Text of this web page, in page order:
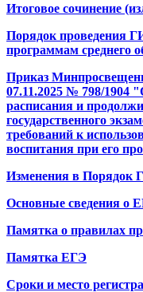
Итоговое сочинение
Порядок проведения
программам среднего
Приказ
07.11.2025 № 798/1904
расписания и
государственного
требований к
воспитания при его
Изменения в Порядок
Основные сведения о
Памятка о правилах
Памятка ЕГЭ
Сроки и место